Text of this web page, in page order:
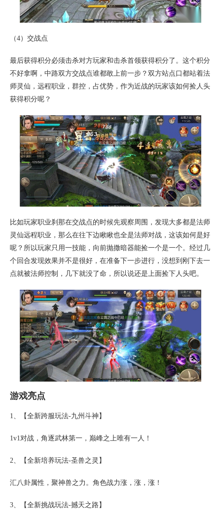
（4）交战点
最后获得积分必须击杀对方玩家和击杀首领获得积分了。这个积分
不好拿啊，中路双方交战点谁都敢上前一步？双方站点口都站着法
师灵仙，远程职业，群控，占优势，作为近战的玩家该如何捡人头
获得积分呢？
比如玩家职业刹那在交战点的时候先观察周围，发现大多都是法师
灵仙远程职业，那么在往下边瞅瞅也全是法师对战，这该如何是好
呢？所以玩家只用一技能，向前抛撒暗器能捡一个是一个。经过几
个回合发现效果并不是很好，在准备下一步进行，没想到刚下去一
点就被法师控制，几下就没了命，所以说还是上面捡下人头吧。
游戏亮点
1、【全新跨服玩法-九州斗神】
1v1对战，角逐武林第一，巅峰之上唯有一人！
2、【全新培养玩法-圣兽之灵】
汇八卦属性，聚神兽之力。角色战力涨，涨，涨！
3、【全新挑战玩法-撼天之路】